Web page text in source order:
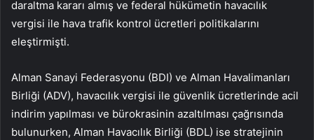
daraltma kararı almış ve federal hükümetin havacılık
vergisi ile hava trafik kontrol ücretleri politikalarını
eleştirmişti.
Alman Sanayi Federasyonu (BDI) ve Alman Havalimanları
Birliği (ADV), havacılık vergisi ile güvenlik ücretlerinde acil
indirim yapılması ve bürokrasinin azaltılması çağrısında
bulunurken, Alman Havacılık Birliği (BDL) ise stratejinin